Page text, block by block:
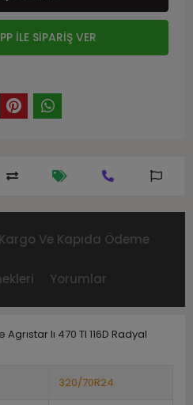
İLE SİPARİŞ VER
Kargo Ve Kapıda Ödeme
Yorumlar
Iı 470 Tl 116D Radyal
320/70R24